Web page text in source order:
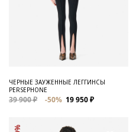
ЧЕРНЫЕ ЗАУЖЕННЫЕ ЛЕГГИНСЫ
PERSEPHONE
39 900 ₽ -50% 19 950 ₽